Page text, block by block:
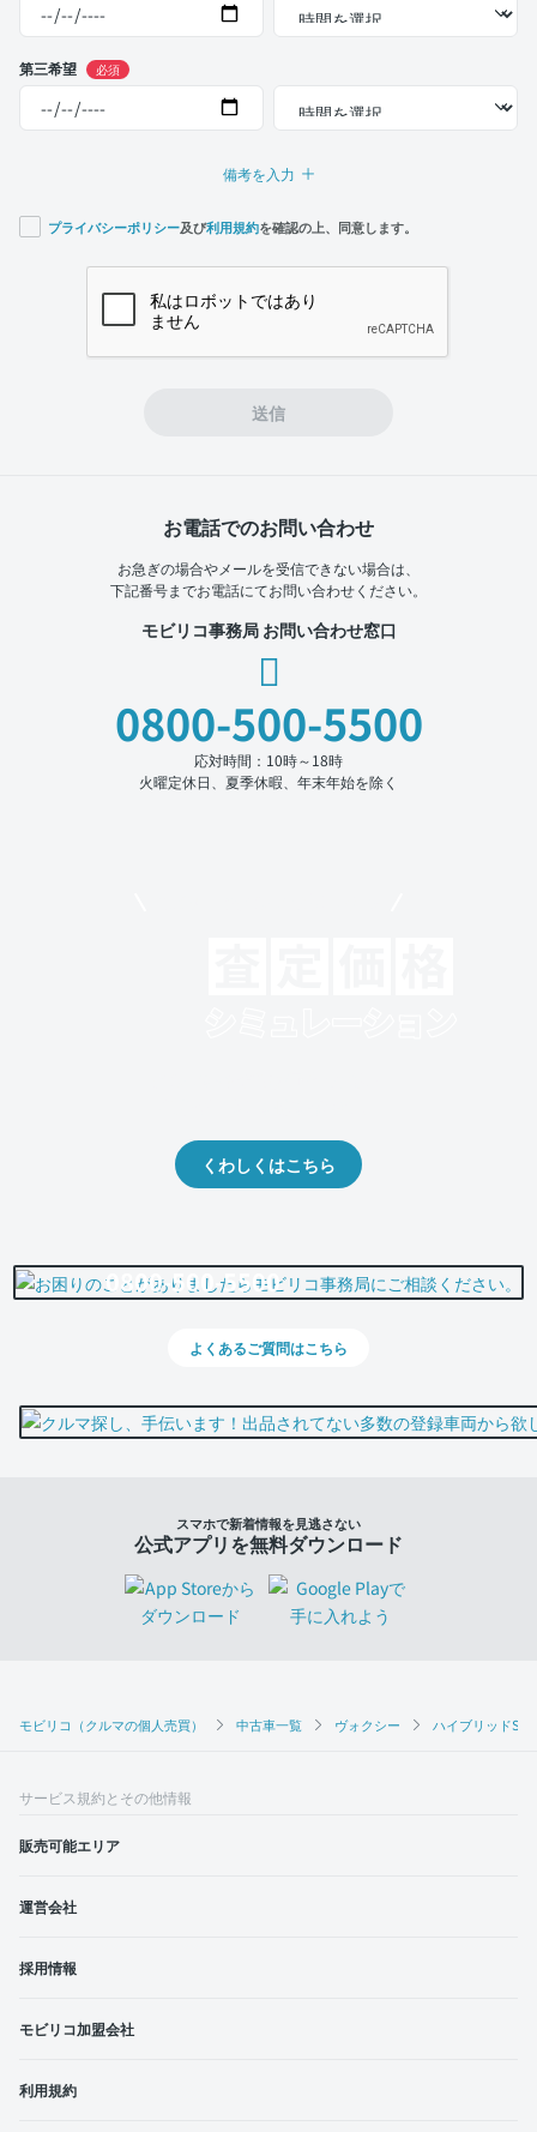
モビリコ（クルマの個人売買） 中古車一覧 ヴォクシー ハイブリッドS-G
第三希望 必須
備考を入力
プライバシーポリシー及び利用規約を確認の上、同意します。
送信
お電話でのお問い合わせ
お急ぎの場合やメールを受信できない場合は、
下記番号までお電話にてお問い合わせください。
モビリコ事務局 お問い合わせ窓口
0800-500-5500
応対時間：10時～18時
火曜定休日、夏季休暇、年末年始を除く
くわしくはこちら
0800-500-5500
よくあるご質問はこちら
スマホで新着情報を見逃さない
公式アプリを無料ダウンロード
サービス規約とその他情報
販売可能エリア
運営会社
採用情報
モビリコ加盟会社
利用規約